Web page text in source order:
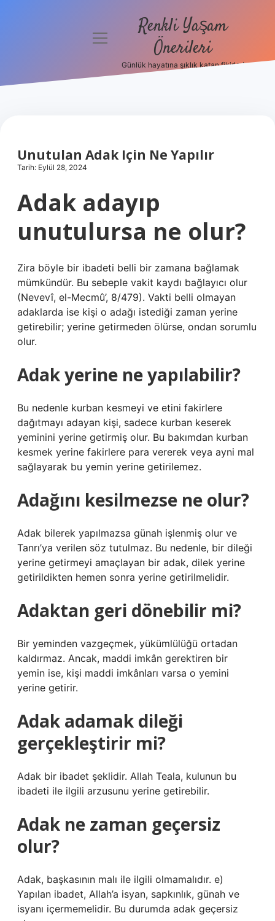
Hakkımızda
menüyü
Renkli Yaşam
Önerileri
Günlük hayatına şıklık katan fikirler!
Unutulan Adak Için Ne Yapılır
Tarih: Eylül 28, 2024
Adak adayıp
unutulursa ne olur?
Zira böyle bir ibadeti belli bir zamana bağlamak
mümkündür. Bu sebeple vakit kaydı bağlayıcı olur
(Nevevî, el-Mecmû’, 8/479). Vakti belli olmayan
adaklarda ise kişi o adağı istediği zaman yerine
getirebilir; yerine getirmeden ölürse, ondan sorumlu
olur.
Adak yerine ne yapılabilir?
Bu nedenle kurban kesmeyi ve etini fakirlere
dağıtmayı adayan kişi, sadece kurban keserek
yeminini yerine getirmiş olur. Bu bakımdan kurban
kesmek yerine fakirlere para vererek veya ayni mal
sağlayarak bu yemin yerine getirilemez.
Adağını kesilmezse ne olur?
Adak bilerek yapılmazsa günah işlenmiş olur ve
Tanrı’ya verilen söz tutulmaz. Bu nedenle, bir dileği
yerine getirmeyi amaçlayan bir adak, dilek yerine
getirildikten hemen sonra yerine getirilmelidir.
Adaktan geri dönebilir mi?
Bir yeminden vazgeçmek, yükümlülüğü ortadan
kaldırmaz. Ancak, maddi imkân gerektiren bir
yemin ise, kişi maddi imkânları varsa o yemini
yerine getirir.
Adak adamak dileği
gerçekleştirir mi?
Adak bir ibadet şeklidir. Allah Teala, kulunun bu
ibadeti ile ilgili arzusunu yerine getirebilir.
Adak ne zaman geçersiz
olur?
Adak, başkasının malı ile ilgili olmamalıdır. e)
Yapılan ibadet, Allah’a isyan, sapkınlık, günah ve
isyanı içermemelidir. Bu durumda adak geçersiz